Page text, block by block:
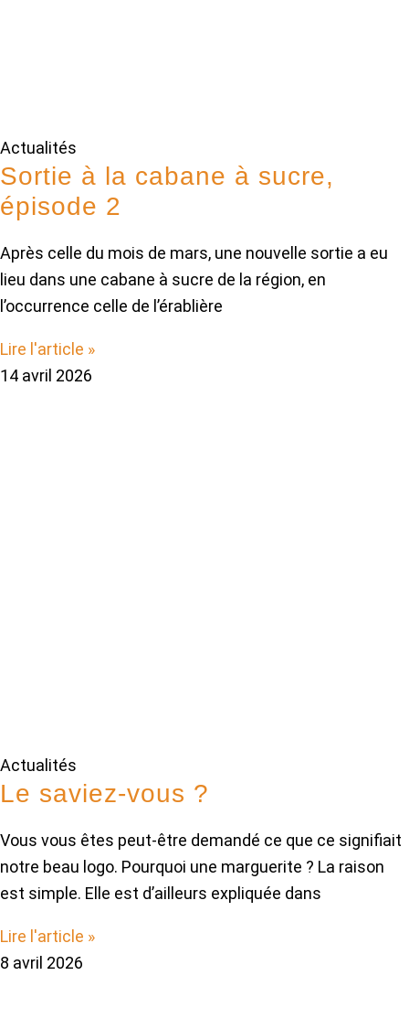
Actualités
Sortie à la cabane à sucre,
épisode 2
Après celle du mois de mars, une nouvelle sortie a eu
lieu dans une cabane à sucre de la région, en
l’occurrence celle de l’érablière
Lire l'article »
14 avril 2026
Actualités
Le saviez-vous ?
Vous vous êtes peut-être demandé ce que ce signifiait
notre beau logo. Pourquoi une marguerite ? La raison
est simple. Elle est d’ailleurs expliquée dans
Lire l'article »
8 avril 2026